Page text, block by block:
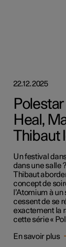
22.12.2025
Heal,
Thibaut
Un festival
dans une salle
Thibaut
concept de
l’Atomium à
cessent de se
exactement la
cette série «
En savoir plus